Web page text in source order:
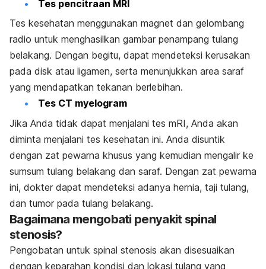
Tes pencitraan MRI
Tes kesehatan menggunakan magnet dan gelombang
radio untuk menghasilkan gambar penampang tulang
belakang. Dengan begitu, dapat mendeteksi kerusakan
pada disk atau ligamen, serta menunjukkan area saraf
yang mendapatkan tekanan berlebihan.
Tes CT myelogram
Jika Anda tidak dapat menjalani tes mRI, Anda akan
diminta menjalani tes kesehatan ini. Anda disuntik
dengan zat pewarna khusus yang kemudian mengalir ke
sumsum tulang belakang dan saraf. Dengan zat pewarna
ini, dokter dapat mendeteksi adanya hernia, taji tulang,
dan tumor pada tulang belakang.
Bagaimana mengobati penyakit spinal
stenosis?
Pengobatan untuk spinal stenosis akan disesuaikan
dengan keparahan kondisi dan lokasi tulang yang